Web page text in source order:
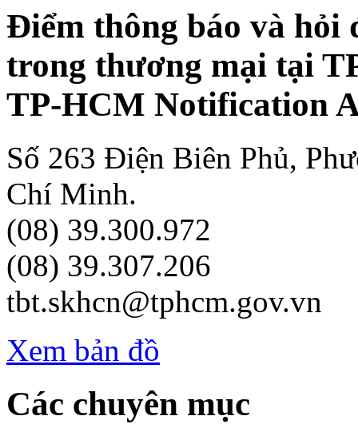
Điểm thông báo và hỏi
trong thương mại tại
TP-HCM Notification
Số 263 Điện Biên Phủ,
Chí Minh.
(08) 39.300.972
(08) 39.307.206
tbt.skhcn@tphcm.gov.vn
Xem bản đồ
Các chuyên mục